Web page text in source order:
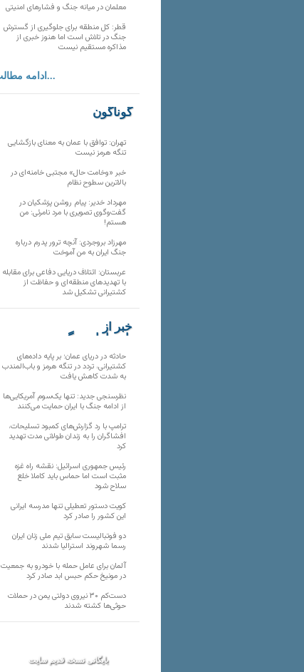
معلمان در میانه جنگ و فشارهای امنیتی
قطر: کل منطقه برای جلوگیری از گسترش
جنگ در تلاش است اما هنوز خبری از
مذاکره مستقیم نیست
ادامه مطالب...
گوناگون
تهران: توافق با عمان به معنای بازگشایی
تنگه هرمز نیست
خبر «وخامت حال» مجتبی خامنه‌ای در
بالاترین سطوح نظام
مهرداد خدیر: پیام روشن پزشکیان در
گفت‌و‌گوی تصویری با مرد نامرئی: من
هستم!
مهرزاد بروجردی: آنچه ترور پدرم درباره
جنگ ایران به من آموخت
عربستان: ائتلاف دریایی دفاعی برای مقابله
با تهدیدهای منطقه‌ای و حفاظت از
کشتیرانی تشکیل شد
خبر از
تارنماهای دیگر
حادثه در دریای عمان؛ بر پایه داده‌های
کشتیرانی، تردد در تنگه هرمز و باب‌المندب
به شدت کاهش یافت
نظرسنجی جدید: تنها یک‌سوم آمریکایی‌ها
از ادامه جنگ با ایران حمایت می‌کنند
ترامپ با رد گزارش‌های کمبود تسلیحات،
افشاگران را به زندان طولانی مدت تهدید
کرد
رئیس‌ جمهوری اسرائیل: نقشه راه غزه
مثبت است اما حماس باید کاملا خلع
سلاح شود
کویت دستور تعطیلی تنها مدرسه ایرانی
این کشور را صادر کرد
دو فوتبالیست سابق تیم ملی زنان ایران
رسما شهروند استرالیا شدند
آلمان برای عامل حمله با خودرو به جمعیت
در مونیخ حکم حبس ابد صادر کرد
دست‌کم ۳۰ نیروی دولتی یمن در حملات
حوثی‌ها کشته شدند
بایگانی نسخه قدیم سایت